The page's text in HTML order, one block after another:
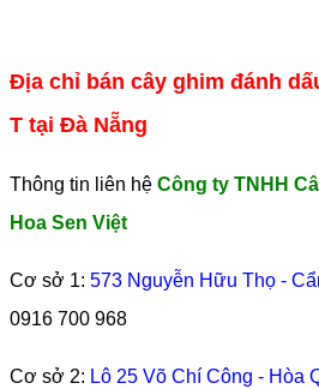
Địa chỉ bán cây ghim đánh
T tại Đà Nẵng
Thông tin liên hệ Công ty TNHH
Hoa Sen Việt
Cơ sở 1: 573 Nguyễn Hữu Thọ -
0916 700 968
Cơ sở 2: Lô 25 Võ Chí Công - Hòa